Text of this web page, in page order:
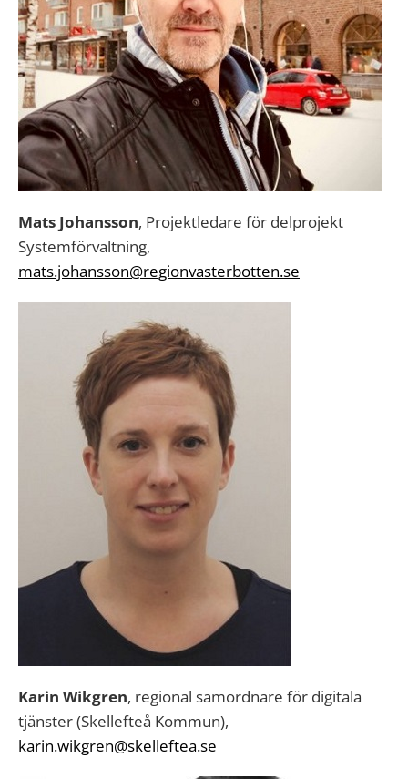
Mats Johansson, Projektledare för delprojekt
Systemförvaltning,
mats.johansson@regionvasterbotten.se
Karin Wikgren, regional samordnare för digitala
tjänster (Skellefteå Kommun),
karin.wikgren@skelleftea.se